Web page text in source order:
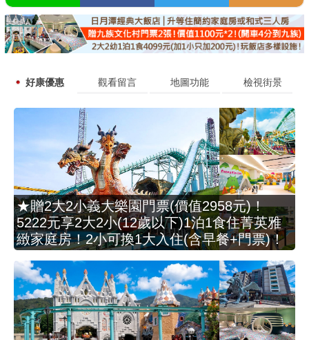
好康優惠 觀看留言 地圖功能 檢視街景
★贈2大2小義大樂園門票(價值2958元)！
5222元享2大2小(12歲以下)1泊1食住菁英雅
緻家庭房！2小可換1大入住(含早餐+門票)！